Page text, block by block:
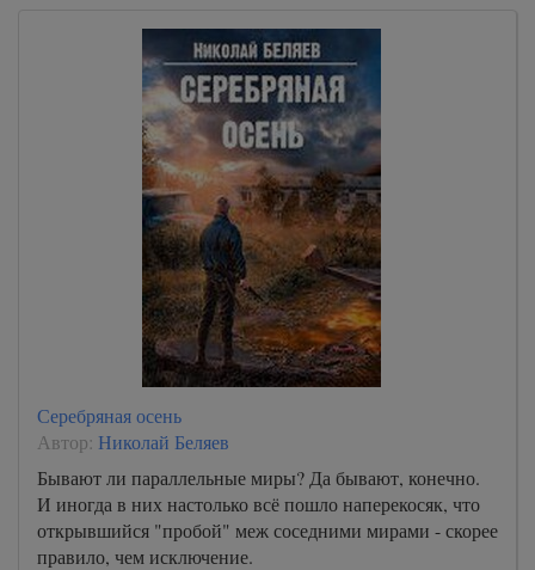
Серебряная осень
Автор: Николай Беляев
Бывают ли параллельные миры? Да бывают, конечно.
И иногда в них настолько всё пошло наперекосяк, что
открывшийся "пробой" меж соседними мирами - скорее
правило, чем исключение.